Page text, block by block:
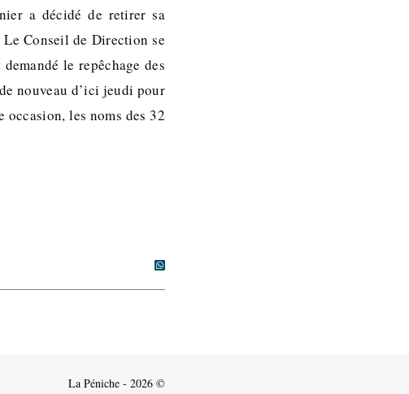
a décidé de retirer sa
Conseil de Direction se
le repêchage des
nouveau d’ici jeudi pour
les noms des 32
La Péniche - 2026 ©